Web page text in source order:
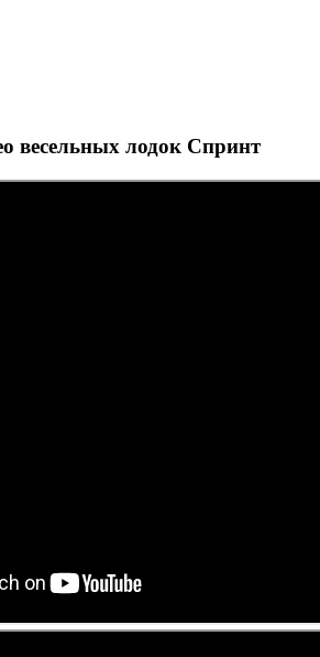
весельных лодок Спринт